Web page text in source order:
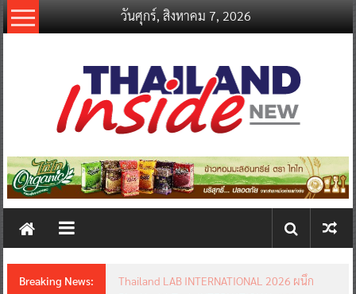
Skip
to
วันศุกร์, สิงหาคม 7, 2026
thailandinsidenew.com
Thailand
New
Breaking News:
Thailand LAB INTERNATIONAL 2026 ผนึก